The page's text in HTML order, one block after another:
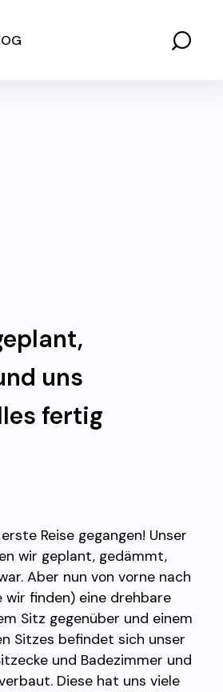
uns
fertig
Reise gegangen! Unser
wir geplant, gedämmt,
Aber nun von vorne nach
wir finden) eine drehbare
Sitz gegenüber und einem
Sitzes befindet sich unser
und Badezimmer und
Diese hat uns viele